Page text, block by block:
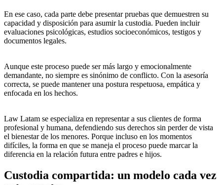
En ese caso, cada parte debe presentar pruebas que demuestren su
capacidad y disposición para asumir la custodia. Pueden incluir
evaluaciones psicológicas, estudios socioeconómicos, testigos y
documentos legales.
Aunque este proceso puede ser más largo y emocionalmente
demandante, no siempre es sinónimo de conflicto. Con la asesoría
correcta, se puede mantener una postura respetuosa, empática y
enfocada en los hechos.
Law Latam se especializa en representar a sus clientes de forma
profesional y humana, defendiendo sus derechos sin perder de vista
el bienestar de los menores. Porque incluso en los momentos
difíciles, la forma en que se maneja el proceso puede marcar la
diferencia en la relación futura entre padres e hijos.
Custodia compartida: un modelo cada vez